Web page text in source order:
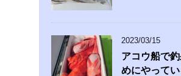
2023/03/15
アコウ船で
めにやって